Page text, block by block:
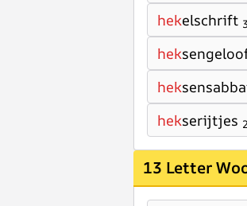
hekelschrift
hek
hek
hekserijtjes
13 Letter